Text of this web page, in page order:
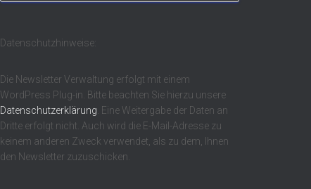
Datenschutzhinweise:
Die Newsletter Verwaltung erfolgt mit einem
WordPress Plug-in. Bitte beachten Sie hierzu unsere
Datenschutzerklärung . Eine Weitergabe der Daten an
Dritte erfolgt nicht. Auch wird die E-Mail-Adresse zu
keinem anderen Zweck verwendet, als zu dem, Ihnen
den Newsletter zuzuschicken.